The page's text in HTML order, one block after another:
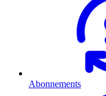
Abonnements